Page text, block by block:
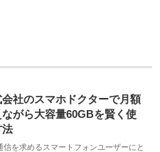
会社のスマホドクターで月額
がら大容量60GBを賢く使
法
信を求めるスマートフォンユーザーにと